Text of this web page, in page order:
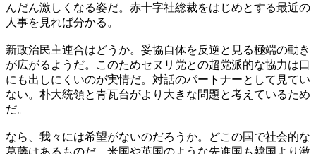
んだん激しくなる姿だ。赤十字社総裁をはじめとする最近の
人事を見れば分かる。
新政治民主連合はどうか。妥協自体を反逆と見る極端の動き
が広がるようだ。このためセヌリ党との超党派的な協力は口
にも出しにくいのが実情だ。対話のパートナーとして見てい
ない。朴大統領と青瓦台がより大きな問題と考えているため
だ。
なら、我々には希望がないのだろうか。どこの国で社会的な
葛藤はあるものだ。米国や英国のような先進国も韓国より激